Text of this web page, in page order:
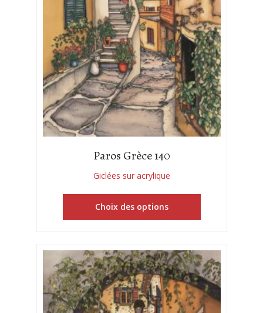
Paros Grèce 140
Giclées sur acrylique
Choix des options